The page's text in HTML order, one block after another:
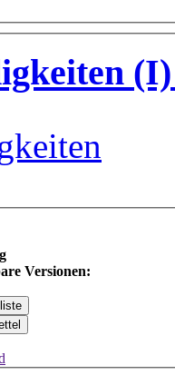
Versionen: